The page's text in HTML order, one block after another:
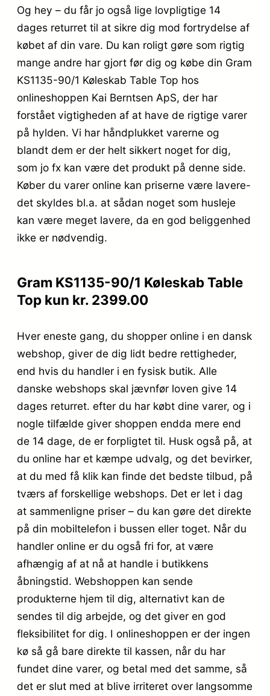
Og hey – du får jo også lige lovpligtige 14
dages returret til at sikre dig mod fortrydelse af
købet af din vare. Du kan roligt gøre som rigtig
mange andre har gjort før dig og købe din Gram
KS1135-90/1 Køleskab Table Top hos
onlineshoppen Kai Berntsen ApS, der har
forstået vigtigheden af at have de rigtige varer
på hylden. Vi har håndplukket varerne og
blandt dem er der helt sikkert noget for dig,
som jo fx kan være det produkt på denne side.
Køber du varer online kan priserne være lavere-
det skyldes bl.a. at sådan noget som husleje
kan være meget lavere, da en god beliggenhed
ikke er nødvendig.
Gram KS1135-90/1 Køleskab Table
Top kun kr. 2399.00
Hver eneste gang, du shopper online i en dansk
webshop, giver de dig lidt bedre rettigheder,
end hvis du handler i en fysisk butik. Alle
danske webshops skal jævnfør loven give 14
dages returret. efter du har købt dine varer, og i
nogle tilfælde giver shoppen endda mere end
de 14 dage, de er forpligtet til. Husk også på, at
du online har et kæmpe udvalg, og det bevirker,
at du med få klik kan finde det bedste tilbud, på
tværs af forskellige webshops. Det er let i dag
at sammenligne priser – du kan gøre det direkte
på din mobiltelefon i bussen eller toget. Når du
handler online er du også fri for, at være
afhængig af at nå at handle i butikkens
åbningstid. Webshoppen kan sende
produkterne hjem til dig, alternativt kan de
sendes til dig arbejde, og det giver en god
fleksibilitet for dig. I onlineshoppen er der ingen
kø så gå bare direkte til kassen, når du har
fundet dine varer, og betal med det samme, så
det er slut med at blive irriteret over langsomme